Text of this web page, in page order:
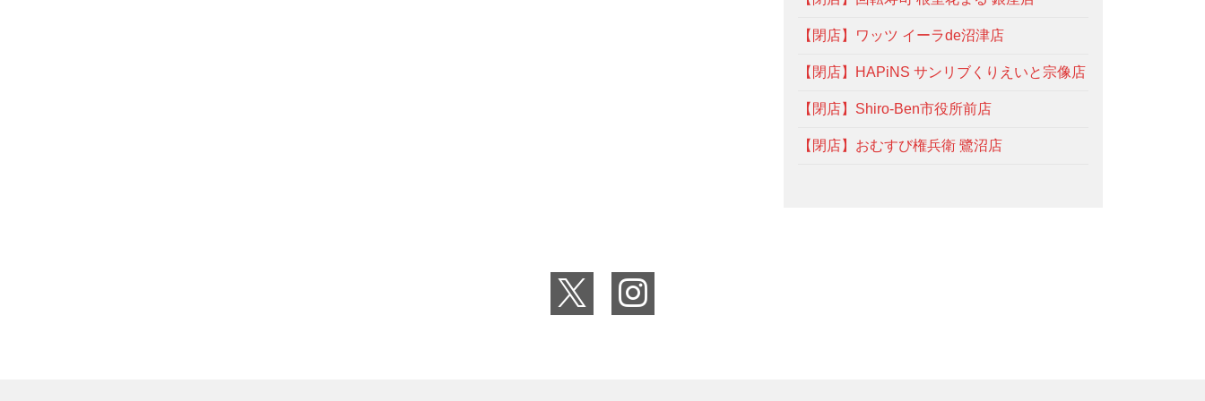
【閉店】ワッツ イーラde沼津店
【閉店】HAPiNS サンリブくりえいと宗像店
【閉店】Shiro-Ben市役所前店
【閉店】おむすび権兵衛 鷺沼店